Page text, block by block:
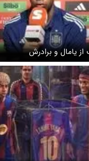
یامال و برادرش